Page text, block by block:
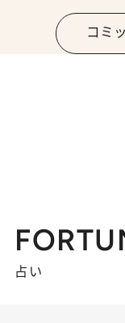
コミ
占い